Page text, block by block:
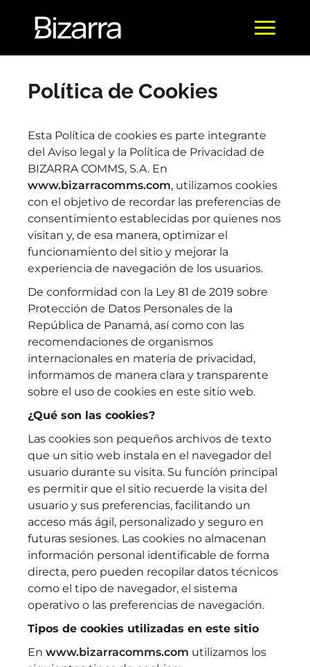
Política de Cookies
Esta Política de cookies es parte integrante
del Aviso legal y la Política de Privacidad de
BIZARRA COMMS, S.A. En
www.bizarracomms.com, utilizamos cookies
con el objetivo de recordar las preferencias de
consentimiento establecidas por quienes nos
visitan y, de esa manera, optimizar el
funcionamiento del sitio y mejorar la
experiencia de navegación de los usuarios.
De conformidad con la Ley 81 de 2019 sobre
Protección de Datos Personales de la
República de Panamá, así como con las
recomendaciones de organismos
internacionales en materia de privacidad,
informamos de manera clara y transparente
sobre el uso de cookies en este sitio web.
¿Qué son las cookies?
Las cookies son pequeños archivos de texto
que un sitio web instala en el navegador del
usuario durante su visita. Su función principal
es permitir que el sitio recuerde la visita del
usuario y sus preferencias, facilitando un
acceso más ágil, personalizado y seguro en
futuras sesiones. Las cookies no almacenan
información personal identificable de forma
directa, pero pueden recopilar datos técnicos
como el tipo de navegador, el sistema
operativo o las preferencias de navegación.
Tipos de cookies utilizadas en este sitio
En www.bizarracomms.com utilizamos los